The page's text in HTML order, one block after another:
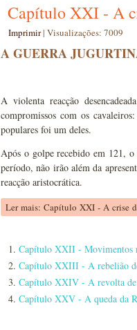
Capítulo XXI - A
Imprimir| Visualizações: 7009
A GUERRA
A violenta reacção
compromissos com os
populares foi um deles.
Após o golpe recebido em 121,
período, não irão além da
reacção aristocrática.
Ler mais: Capítulo XXI - A crise
Capítulo XXII - Movimentos
Capítulo XXIII - A rebelião
Capítulo XXIV - A revolta
Capítulo XXV - A queda da